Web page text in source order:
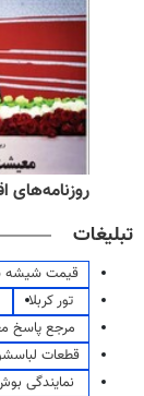
روزنامه‌های
تبلیغات
قیمت شیشه
تور کربلا
مرجع پاسخ
قطعات
نمایندگی